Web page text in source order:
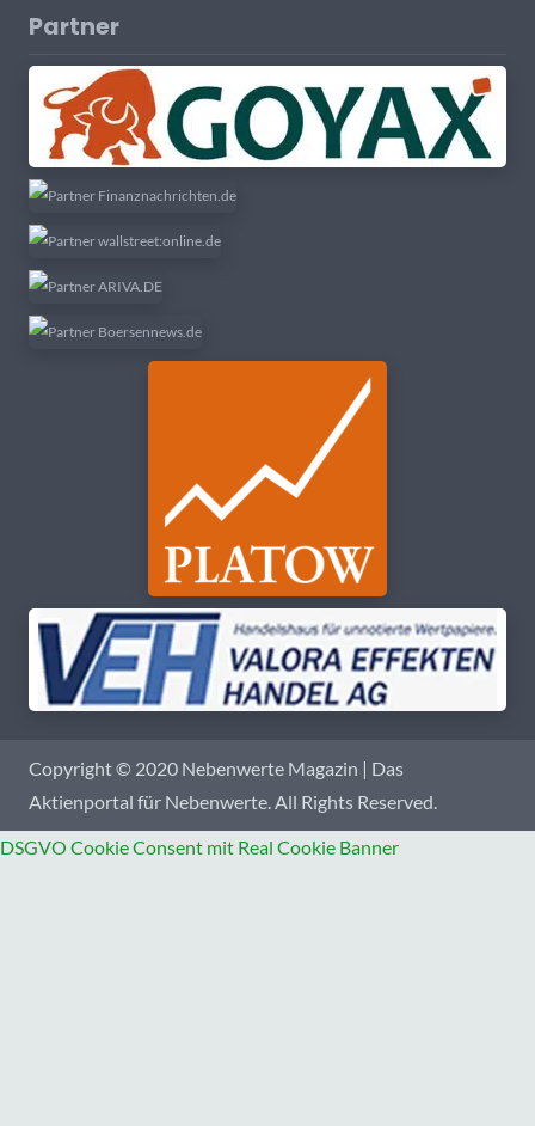
Partner
Copyright © 2020 Nebenwerte Magazin | Das
Aktienportal für Nebenwerte. All Rights Reserved.
DSGVO Cookie Consent mit Real Cookie Banner